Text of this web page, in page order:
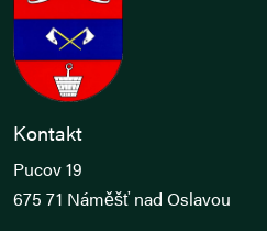
Kontakt
Pucov 19
675 71 Náměšť nad Oslavou